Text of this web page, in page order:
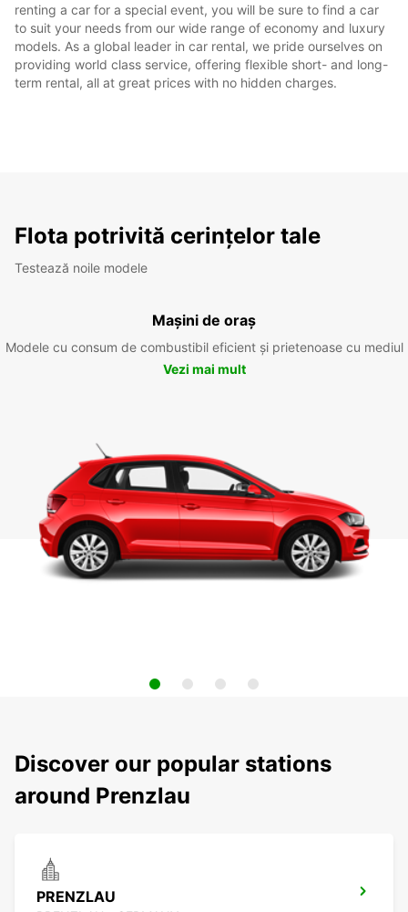
renting a car for a special event, you will be sure to find a car
to suit your needs from our wide range of economy and luxury
models. As a global leader in car rental, we pride ourselves on
providing world class service, offering flexible short- and long-
term rental, all at great prices with no hidden charges.
Flota potrivită cerințelor tale
Testează noile modele
Mașini de oraș
Modele cu consum de combustibil eficient și prietenoase cu mediul
Vezi mai mult
Discover our popular stations
around Prenzlau
PRENZLAU